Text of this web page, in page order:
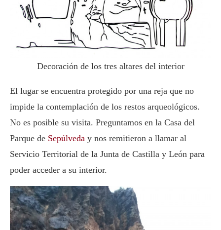
Decoración de los tres altares del interior
El lugar se encuentra protegido por una reja que no
impide la contemplación de los restos arqueológicos.
No es posible su visita. Preguntamos en la Casa del
Parque de Sepúlveda y nos remitieron a llamar al
Servicio Territorial de la Junta de Castilla y León para
poder acceder a su interior.